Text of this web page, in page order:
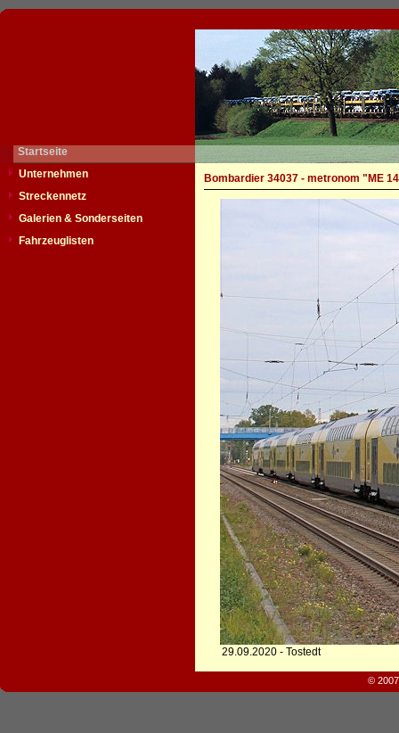
Startseite
Unternehmen
Streckennetz
Galerien & Sonderseiten
Fahrzeuglisten
Bombardier 34037 - metronom "ME
29.09.2020 - Tostedt
©